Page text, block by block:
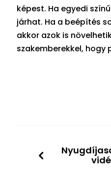
képest. Ha egyedi
járhat. Ha a beépítés
akkor azok is
szakemberekkel,